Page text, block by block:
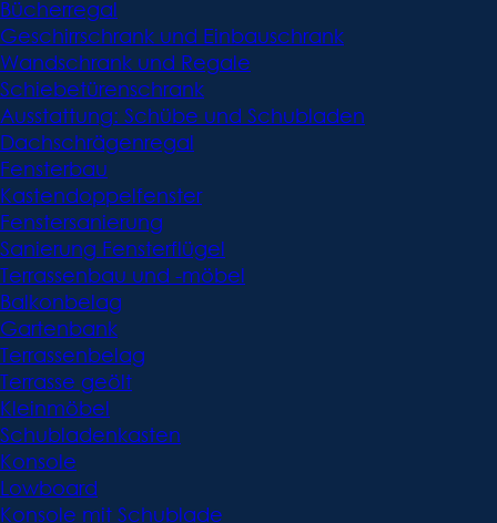
Bücherregal
Geschirrschrank und Einbauschrank
Wandschrank und Regale
Schiebetürenschrank
Ausstattung: Schübe und Schubladen
Dachschrägenregal
Fensterbau
Kastendoppelfenster
Fenstersanierung
Sanierung Fensterflügel
Terrassenbau und -möbel
Balkonbelag
Gartenbank
Terrassenbelag
Terrasse geölt
Kleinmöbel
Schubladenkasten
Konsole
Lowboard
Konsole mit Schublade